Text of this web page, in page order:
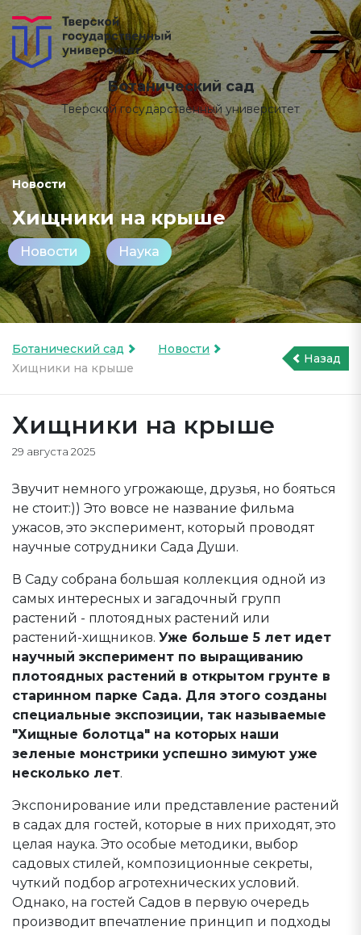
Ботанический сад
Тверской государственный университет
Новости
Хищники на крыше
Новости Наука
Ботанический сад
Новости
Хищники на крыше
Назад
Хищники на крыше
29 августа 2025
Звучит немного угрожающе, друзья, но бояться
не стоит:)) Это вовсе не название фильма
ужасов, это эксперимент, который проводят
научные сотрудники Сада Души.
В Саду собрана большая коллекция одной из
самых интересных и загадочный групп
растений - плотоядных растений или
растений-хищников. Уже больше 5 лет идет
научный эксперимент по выращиванию
плотоядных растений в открытом грунте в
старинном парке Сада. Для этого созданы
специальные экспозиции, так называемые
"Хищные болотца" на которых наши
зеленые монстрики успешно зимуют уже
несколько лет.
Экспонирование или представление растений
в садах для гостей, которые в них приходят, это
целая наука. Это особые методики, выбор
садовых стилей, композиционные секреты,
чуткий подбор агротехнических условий.
Однако, на гостей Садов в первую очередь
производит впечатление принцип и подходы